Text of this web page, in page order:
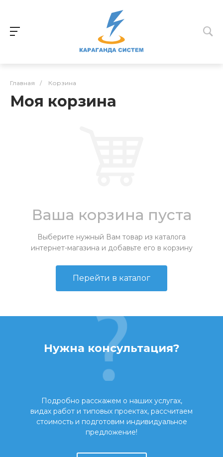
Главная / Корзина
Моя корзина
Ваша корзина пуста
Выберите нужный Вам товар из каталога
интернет-магазина и добавьте его в корзину
Перейти в каталог
Нужна консультация?
Подробно расскажем о наших услугах,
видах работ и типовых проектах, рассчитаем
стоимость и подготовим индивидуальное
предложение!